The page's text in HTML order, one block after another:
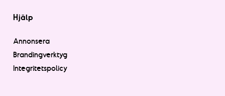
Hjälp
Annonsera
Brandingverktyg
Integritetspolicy